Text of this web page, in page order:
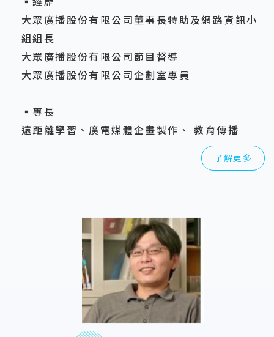
大眾廣播股份有限公司董事長特助及網路資訊小
組組長
大眾廣播股份有限公司節目督導
大眾廣播股份有限公司企劃室專員
▪專長
遠距離學習、廣電媒體企畫製作、 教育傳播
了解更多